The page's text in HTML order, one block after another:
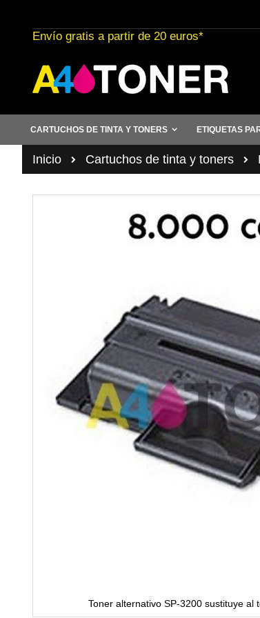
al
contenido
Envío gratis a partir de 20 euros*
CARTUCHOS DE TINTA Y TONERS ETIQUETAS
Inicio Cartuchos de tinta y toners
Toner alternativo SP-3200 sustituye al